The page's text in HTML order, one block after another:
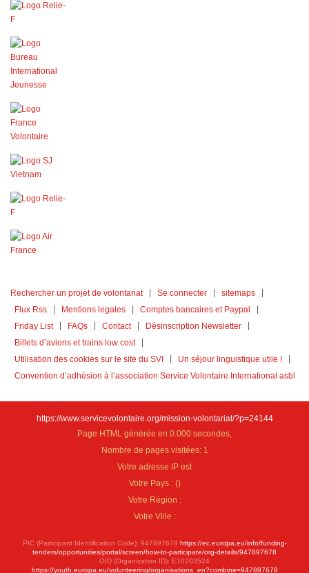
Rechercher un projet de volontariat Se connecter
sitemaps
Flux Rss
Mentions legales
Comptes bancaires et Paypal
Friday List
FAQs Contact
Désinscription Newsletter
Billets d’avions et trains low cost
Utilisation des cookies sur le site du SVI
Un séjour linguistique utile !
Convention d’adhésion à l’association Service Volontaire International asbl
https://www.servicevolontaire.org/mission-volontariat/?p=24144
Page HTML générée en 0.000 secondes,
Nombre de pages visitées: 1
Votre adresse IP est
Votre Pays : ()
Votre Région :
Votre Ville :
PIC (Participant Identification Code): 947897678 https://ec.europa.eu/info/funding-
tenders/opportunities/portal/screen/how-to-participate/org-details/947897678
OID (Organization ID): E10203524
https://youth.europa.eu/volunteering/organisations_en?combine=947897678